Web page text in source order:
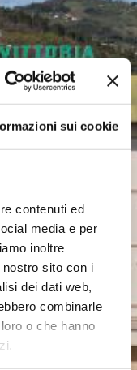
sui cookie
contenuti ed
media e per
inoltre
sito con i
dei dati web,
combinarle
o che hanno